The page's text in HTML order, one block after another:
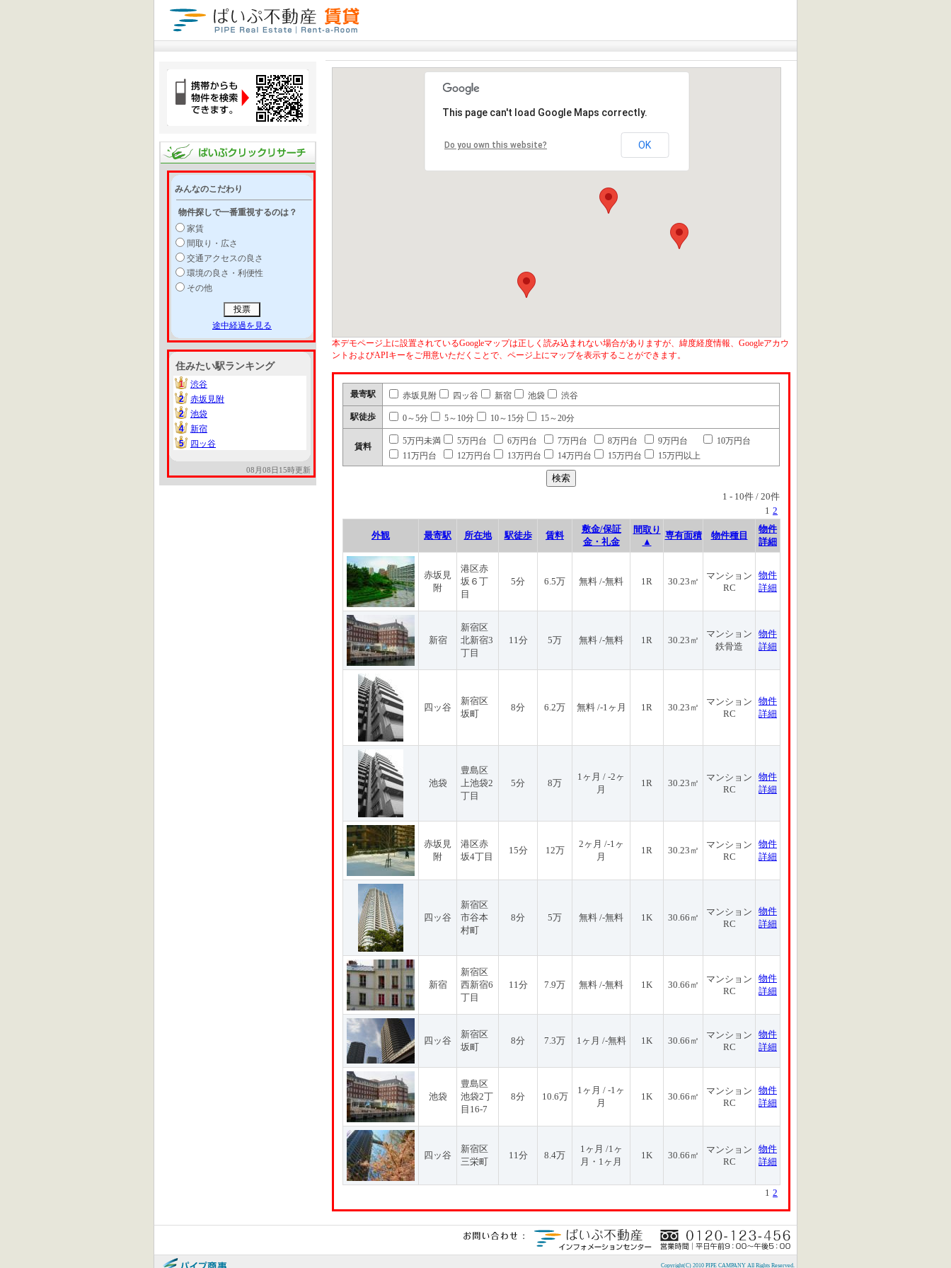
みんなのこだわり
物件探しで一番重視するのは？
家賃
間取り・広さ
交通アクセスの良さ
環境の良さ・利便性
その他
途中経過を見る
住みたい駅ランキング
1
1
渋谷
2
2
赤坂見附
2
2
池袋
4
4
新宿
5
5 四ッ谷
08月08日15時更新
This page can't load Google Maps correctly.
Do you own this website? OK
本デモページ上に設置されているGoogleマップは正しく読み込まれない場合がありますが、緯度経度情報、Googleアカウ
ントおよびAPIキーをご用意いただくことで、ページ上にマップを表示することができます。
最寄駅 赤坂見附 四ッ谷 新宿 池袋 渋谷
駅徒歩 0～5分 5～10分 10～15分 15～20分
賃料
5万円未満 5万円台 6万円台 7万円台 8万円台 9万円台
10万円台
11万円台
12万円台 13万円台 14万円台 15万円台 15万円以上
1 - 10件 / 20件
1 2
外観 最寄駅 所在地 駅徒歩 賃料
敷金/保証
金・礼金
間取り
▲
専有面積 物件種目
物件
詳細
赤坂見
附
港区赤
坂６丁
目
5分 6.5万 無料 /-無料 1R 30.23㎡
マンション
RC
物件
詳細
新宿
新宿区
北新宿3
丁目
11分 5万 無料 /-無料 1R 30.23㎡
マンション
鉄骨造
物件
詳細
四ッ谷
新宿区
坂町
8分 6.2万 無料 /-1ヶ月 1R 30.23㎡
マンション
RC
物件
詳細
池袋
豊島区
上池袋2
丁目
5分 8万
1ヶ月 / -2ヶ
月
1R 30.23㎡
マンション
RC
物件
詳細
赤坂見
附
港区赤
坂4丁目
15分 12万
2ヶ月 /-1ヶ
月
1R 30.23㎡
マンション
RC
物件
詳細
四ッ谷
新宿区
市谷本
村町
8分 5万 無料 /-無料 1K 30.66㎡
マンション
RC
物件
詳細
新宿
新宿区
西新宿6
丁目
11分 7.9万 無料 /-無料 1K 30.66㎡
マンション
RC
物件
詳細
四ッ谷
新宿区
坂町
8分 7.3万 1ヶ月 /-無料 1K 30.66㎡
マンション
RC
物件
詳細
池袋
豊島区
池袋2丁
目16-7
8分 10.6万
1ヶ月 / -1ヶ
月
1K 30.66㎡
マンション
RC
物件
詳細
四ッ谷
新宿区
三栄町
11分 8.4万
1ヶ月 /1ヶ
月・1ヶ月
1K 30.66㎡
マンション
RC
物件
詳細
1 2
Copyright(C) 2010 PIPE CAMPANY All Rights Reserved.